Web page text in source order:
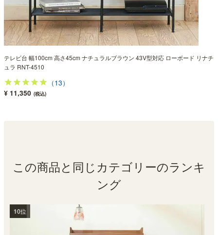
テレビ台 幅100cm 高さ45cm ナチュラルブラウン 43V型対応 ローボード リナチ
ュラ RNT-4510
（13）
¥ 11,350 (税込)
この商品と同じカテゴリーのランキ
ング
1位
2位
3位
4位
5位
6位
7位
8位
9位
10位